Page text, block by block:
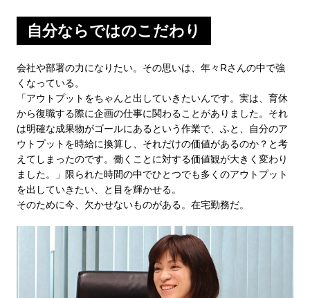
自分ならではのこだわり
会社や部署の力になりたい。その思いは、年々Rさんの中で強
くなっている。
「アウトプットをちゃんと出していきたいんです。実は、育休
から復職する際に企画の仕事に関わることがありました。それ
は明確な成果物がゴールにあるという作業で、ふと、自分のア
ウトプットを時給に換算し、それだけの価値があるのか？と考
えてしまったのです。働くことに対する価値観が大きく変わり
ました。」限られた時間の中でひとつでも多くのアウトプット
を出していきたい、と目を輝かせる。
そのために今、欠かせないものがある。在宅勤務だ。